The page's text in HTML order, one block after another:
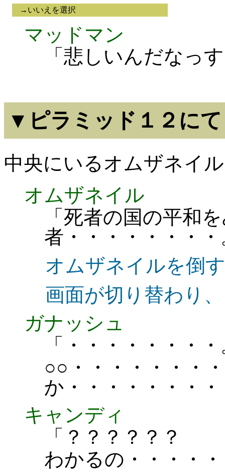
→いいえを選択
マッドマン
「悲しいんだなっ
▼ピラミッド１２にて
中央にいるオムザネイ
オムザネイル
「死者の国の平和
者・・・・・・
オムザネイルを倒す
画面が切り替わり
ガナッシュ
「・・・・・・・
○○・・・・・・・
か・・・・・・・
キャンディ
「？？？？？？
わかるの・・・・